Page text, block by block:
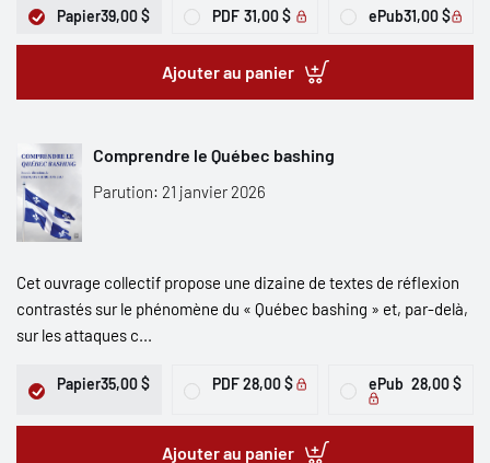
Papier39,00 $ PDF 31,00 $ ePub31,00 $
Ajouter au panier
Comprendre le Québec bashing
Parution: 21 janvier 2026
Cet ouvrage collectif propose une dizaine de textes de réflexion
contrastés sur le phénomène du « Québec bashing » et, par-delà,
sur les attaques c...
Papier35,00 $ PDF28,00 $ ePub 28,00 $
Ajouter au panier